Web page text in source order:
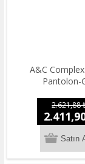
A&C Complex
Pantolon-
2.621,88